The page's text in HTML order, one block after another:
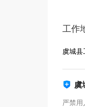
工作
虞城县
虞
严禁用